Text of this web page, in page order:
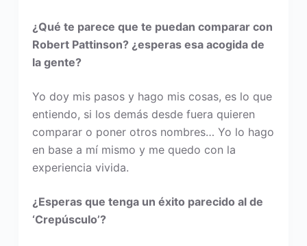
¿Qué te parece que te puedan comparar con
Robert Pattinson? ¿esperas esa acogida de
la gente?
Yo doy mis pasos y hago mis cosas, es lo que
entiendo, si los demás desde fuera quieren
comparar o poner otros nombres… Yo lo hago
en base a mí mismo y me quedo con la
experiencia vivida.
¿Esperas que tenga un éxito parecido al de
‘Crepúsculo’?